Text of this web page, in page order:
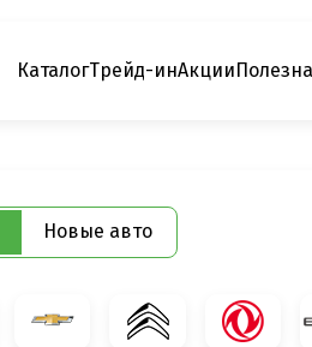
КаталогТрейд-инАкции
Новые авто